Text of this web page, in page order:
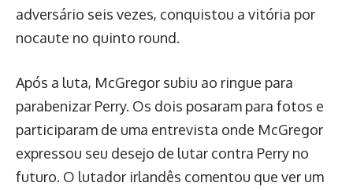
adversário seis vezes, conquistou a vitória por
nocaute no quinto round.
Após a luta, McGregor subiu ao ringue para
parabenizar Perry. Os dois posaram para fotos e
participaram de uma entrevista onde McGregor
expressou seu desejo de lutar contra Perry no
futuro. O lutador irlandês comentou que ver um